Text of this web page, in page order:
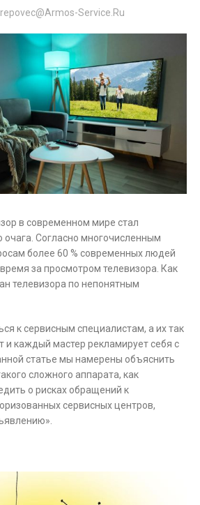
Service.ru
в современном мире стал
Согласно многочисленным
более 60 % современных людей
за просмотром телевизора. Как
телевизора по непонятным
к сервисным специалистам, а их так
и каждый мастер рекламирует себя с
статье мы намерены объяснить
сложного аппарата, как
о рисках обращений к
сервисных центров,